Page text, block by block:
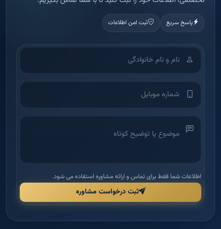
پاسخ سریع ثبت امن اطلاعات
اطلاعات شما فقط برای تماس و ارائه مشاوره استفاده می شود.
ثبت درخواست مشاوره